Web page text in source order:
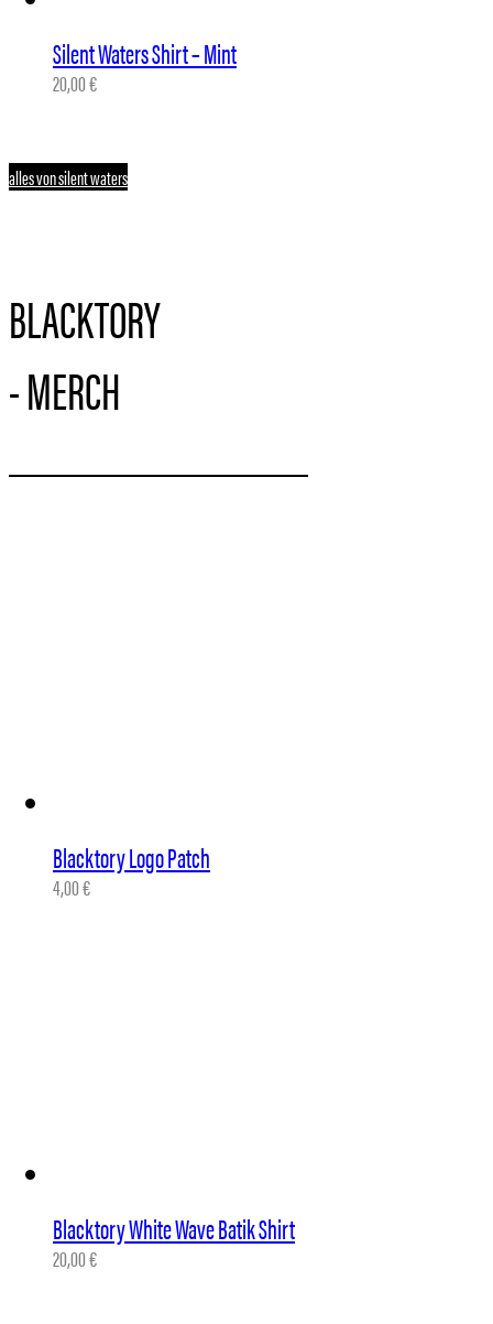
Silent Waters Shirt – Mint
20,00€
alles von silent waters
BLACKTORY
- MERCH
Blacktory Logo Patch
4,00€
Blacktory White Wave Batik Shirt
20,00€